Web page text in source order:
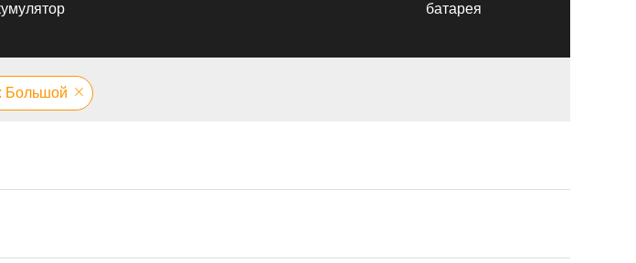
батарея
Большой